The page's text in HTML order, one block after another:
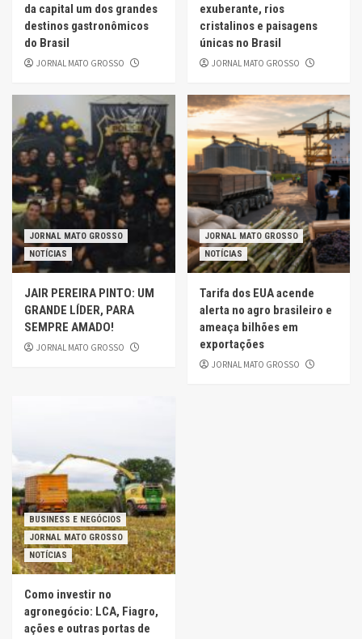
da capital um dos grandes
destinos gastronômicos
do Brasil
JORNAL MATO GROSSO
exuberante, rios
cristalinos e paisagens
únicas no Brasil
JORNAL MATO GROSSO
JORNAL MATO GROSSO
NOTÍCIAS
JAIR PEREIRA PINTO: UM
GRANDE LÍDER, PARA
SEMPRE AMADO!
JORNAL MATO GROSSO
JORNAL MATO GROSSO
NOTÍCIAS
Tarifa dos EUA acende
alerta no agro brasileiro e
ameaça bilhões em
exportações
JORNAL MATO GROSSO
BUSINESS E NEGÓCIOS
JORNAL MATO GROSSO
NOTÍCIAS
Como investir no
agronegócio: LCA, Fiagro,
ações e outras portas de